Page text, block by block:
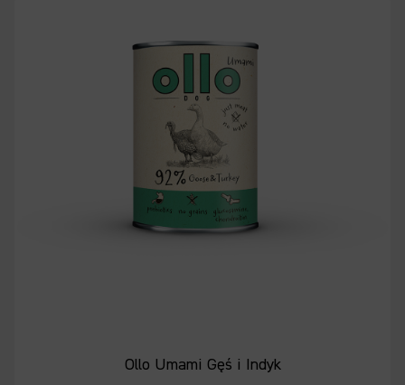
Ollo Umami Gęś i Indyk